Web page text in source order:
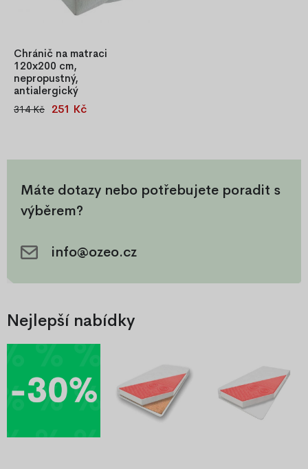
Chránič na matraci
120x200 cm,
nepropustný,
antialergický
Nepropustný chránič matrace
gumičkami pro pevné
uchycení na matraci. Pratelný
při 60 °C.
314 Kč 251 Kč
Máte dotazy nebo potřebujete poradit s
výběrem?
info@ozeo.cz
Nejlepší nabídky